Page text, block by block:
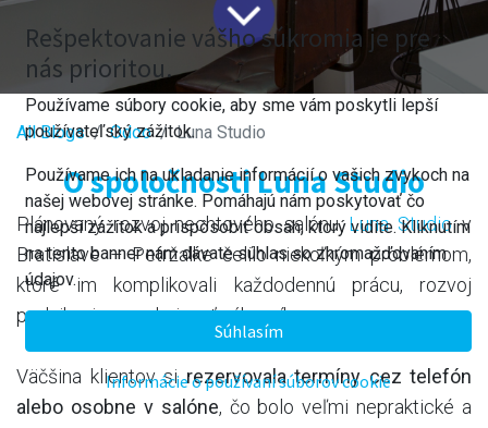
All Blogs ​Odoo Luna Studio
O spoločnosti Luna Studio
Plánovaný rozvoj nechtového salónuLuna Studiov
Bratislave – Petržalke čelilo niekoľkým problémom,
ktoré im komplikovali každodennú prácu, rozvoj
podnikania a spokojnosť zákazníkov.
Väčšina klientov sirezervovala termíny cez telefón
alebo osobne v salóne, čo bolo veľmi nepraktické a
Rešpektovanie vášho súkromia je pre
nás prioritou.
Používame súbory cookie, aby sme vám poskytli lepší
používateľský zážitok.
Používame ich na ukladanie informácií o vašich zvykoch na
našej webovej stránke. Pomáhajú nám poskytovať čo
najlepší zážitok a prispôsobiť obsah, ktorý vidíte. Kliknutím
na tento banner nám dávate súhlas so zhromažďovaním
údajov.
Súhlasím
Informácie o používaní súborov cookie